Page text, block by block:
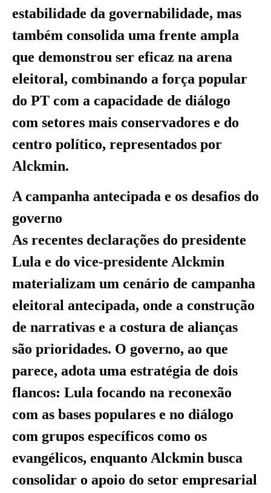
estabilidade da governabilidade, mas
também consolida uma frente ampla
que demonstrou ser eficaz na arena
eleitoral, combinando a força popular
do PT com a capacidade de diálogo
com setores mais conservadores e do
centro político, representados por
Alckmin.
A campanha antecipada e os desafios do
governo
As recentes declarações do presidente
Lula e do vice-presidente Alckmin
materializam um cenário de campanha
eleitoral antecipada, onde a construção
de narrativas e a costura de alianças
são prioridades. O governo, ao que
parece, adota uma estratégia de dois
flancos: Lula focando na reconexão
com as bases populares e no diálogo
com grupos específicos como os
evangélicos, enquanto Alckmin busca
consolidar o apoio do setor empresarial